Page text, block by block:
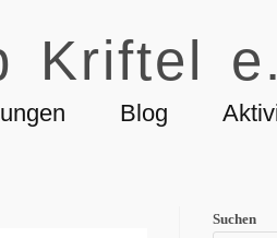
Kriftel
Blog
Suchen